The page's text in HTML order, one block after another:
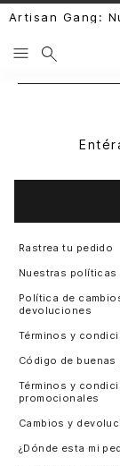
Artisan Gang:
Rastrea tu pedido
Nuestras políticas
Política de
devoluciones
Términos y
Código de
Términos y
promocionales
Cambios y
¿Dónde esta mi